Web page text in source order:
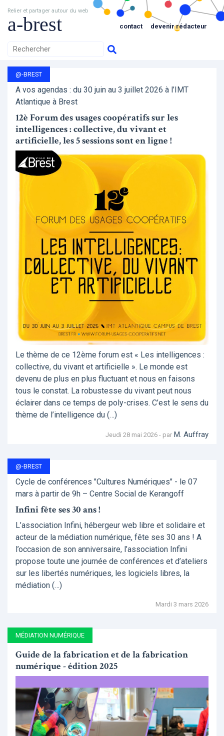
Relier et partager autour du web
a-brest contact devenir rédacteur
@-BREST
A vos agendas : du 30 juin au 3 juillet 2026 à l’IMT
Atlantique à Brest
12è Forum des usages coopératifs sur les
intelligences : collective, du vivant et
artificielle, les 5 sessions sont en ligne !
Le thème de ce 12ème forum est « Les intelligences :
collective, du vivant et artificielle ». Le monde est
devenu de plus en plus fluctuant et nous en faisons
tous le constat. La robustesse du vivant peut nous
éclairer dans ce temps de poly-crises. C’est le sens du
thème de l’intelligence du (…)
Jeudi 28 mai 2026 - par M. Auffray
@-BREST
Cycle de conférences "Cultures Numériques" - le 07
mars à partir de 9h – Centre Social de Kerangoff
Infini fête ses 30 ans !
L’association Infini, hébergeur web libre et solidaire et
acteur de la médiation numérique, fête ses 30 ans ! A
l’occasion de son anniversaire, l’association Infini
propose toute une journée de conférences et d’ateliers
sur les libertés numériques, les logiciels libres, la
médiation (…)
Mardi 3 mars 2026
MÉDIATION NUMÉRIQUE
Guide de la fabrication et de la fabrication
numérique - édition 2025